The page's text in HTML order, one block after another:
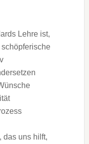
Lehre ist,
d‬as u‬ns hilft,